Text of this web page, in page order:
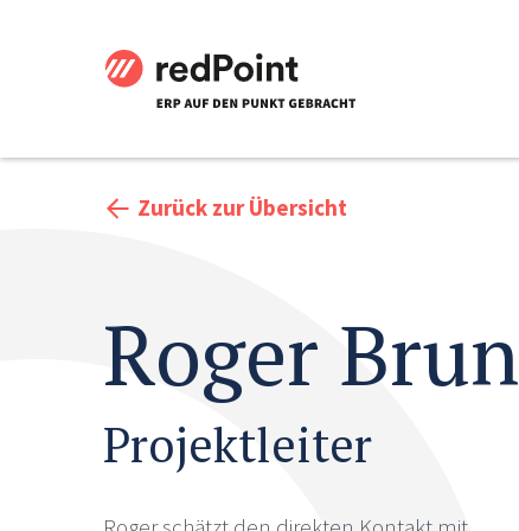
Zurück zur Übersicht
Roger Brun
Projektleiter